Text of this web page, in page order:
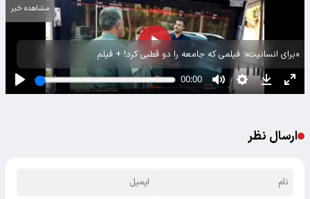
«برای انسانیت»؛ فیلمی که جامعه را دو قطبی کرد! + فیلم
مشاهده خبر
ارسال نظر